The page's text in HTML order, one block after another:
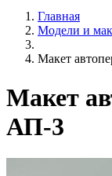
Главная
Модели и
Макет
Макет
АП-3